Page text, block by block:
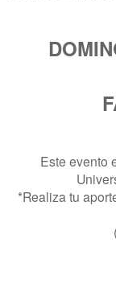
Este evento
*Realiza tu